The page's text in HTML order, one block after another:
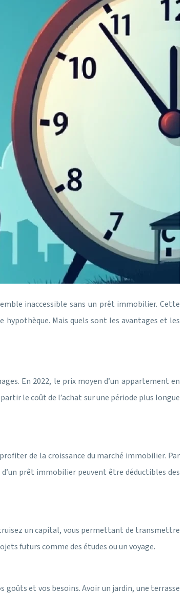
inaccessible sans un prêt immobilier. Cette
Mais quels sont les avantages et les
En 2022, le prix moyen d’un appartement en
le coût de l’achat sur une période plus longue
de la croissance du marché immobilier. Par
prêt immobilier peuvent être déductibles des
un capital, vous permettant de transmettre
futurs comme des études ou un voyage.
et vos besoins. Avoir un jardin, une terrasse